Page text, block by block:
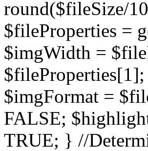
round($fileSize/
$fileProperties =
$imgWidth =
$imgFormat =
FALSE;
TRUE; } //